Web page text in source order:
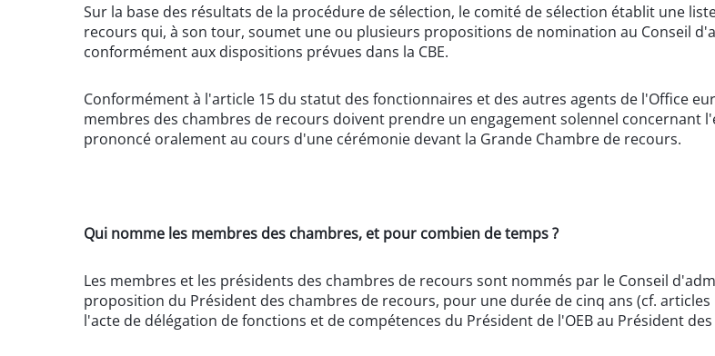
Sur la base des résultats de la procédure de sélection, le comité de sélection établit une
recours qui, à son tour, soumet une ou plusieurs propositions de nomination au Conseil
conformément aux dispositions prévues dans la CBE.
Conformément à l'article 15 du statut des fonctionnaires et des autres agents de l'Office
membres des chambres de recours doivent prendre un engagement solennel concernant
prononcé oralement au cours d'une cérémonie devant la Grande Chambre de recours.
Qui nomme les membres des chambres, et pour combien de temps ?
Les membres et les présidents des chambres de recours sont nommés par le Conseil
proposition du Président des chambres de recours, pour une durée de cinq ans (cf. articles
l'acte de délégation de fonctions et de compétences du Président de l'OEB au Président